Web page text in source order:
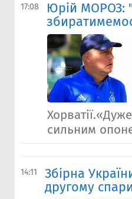
17:08
Юрій МОРОЗ:
сильним
14:11
Збірна
другому